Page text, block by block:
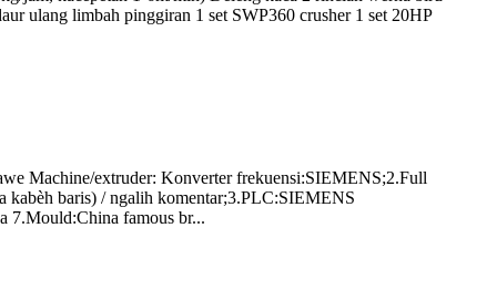
ulang limbah pinggiran 1 set SWP360 crusher 1 set 20HP
Machine/extruder: Konverter frekuensi:SIEMENS;2.Full
kabèh baris) / ngalih komentar;3.PLC:SIEMENS
7.Mould:China famous br...